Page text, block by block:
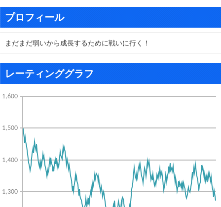
プロフィール
まだまだ弱いから成長するために戦いに行く！
レーティンググラフ